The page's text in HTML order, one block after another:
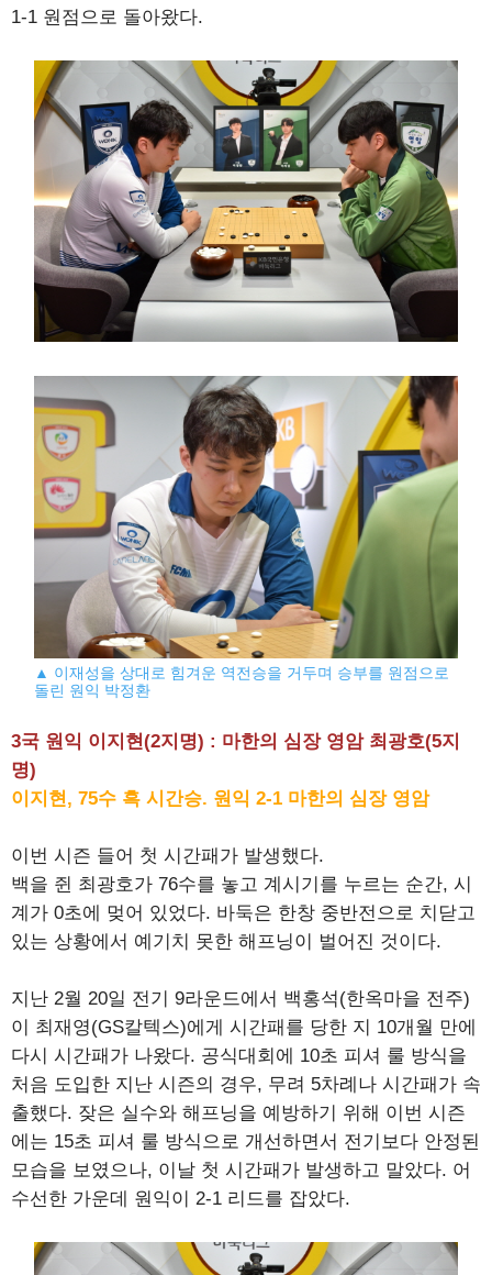
1-1 원점으로 돌아왔다.
▲ 이재성을 상대로 힘겨운 역전승을 거두며 승부를 원점으로
돌린 원익 박정환
3국 원익 이지현(2지명) : 마한의 심장 영암 최광호(5지
명)
이지현, 75수 흑 시간승. 원익 2-1 마한의 심장 영암
이번 시즌 들어 첫 시간패가 발생했다.
백을 쥔 최광호가 76수를 놓고 계시기를 누르는 순간, 시
계가 0초에 멎어 있었다. 바둑은 한창 중반전으로 치닫고
있는 상황에서 예기치 못한 해프닝이 벌어진 것이다.
지난 2월 20일 전기 9라운드에서 백홍석(한옥마을 전주)
이 최재영(GS칼텍스)에게 시간패를 당한 지 10개월 만에
다시 시간패가 나왔다. 공식대회에 10초 피셔 룰 방식을
처음 도입한 지난 시즌의 경우, 무려 5차례나 시간패가 속
출했다. 잦은 실수와 해프닝을 예방하기 위해 이번 시즌
에는 15초 피셔 룰 방식으로 개선하면서 전기보다 안정된
모습을 보였으나, 이날 첫 시간패가 발생하고 말았다. 어
수선한 가운데 원익이 2-1 리드를 잡았다.